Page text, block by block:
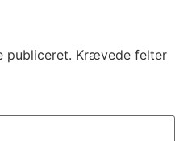
publiceret. Krævede felter